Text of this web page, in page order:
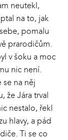
neutekl,
na to, jak
pomalu
prarodičům.
v šoku a moc
nic není.
se na něj
že Jára trval
nestalo, řekl
hlavy, a pád
Ti se co